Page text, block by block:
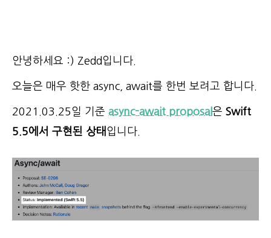
안녕하세요 :) Zedd입니다.
오늘은 매우 핫한 async, await를 한번 보려고 합니다.
2021.03.25일 기준 async-await proposal 은 Swift
5.5에서 구현된 상태 입니다.